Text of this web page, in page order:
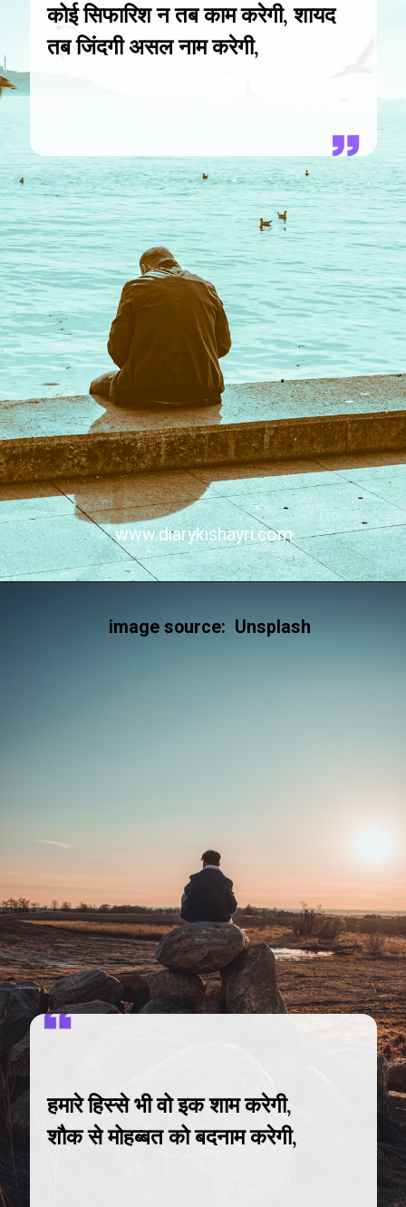
कोई सिफारिश न तब काम करेगी, शायद
तब जिंदगी असल नाम करेगी,
www.diarykishayri.com
हमारे हिस्से भी वो इक शाम करेगी,
शौक से मोहब्बत को बदनाम करेगी,
image source: Unsplash